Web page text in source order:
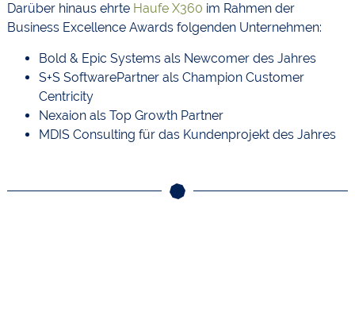
Darüber hinaus ehrte Haufe X360 im Rahmen der
Business Excellence Awards folgenden Unternehmen:
Bold & Epic Systems als Newcomer des Jahres
S+S SoftwarePartner als Champion Customer
Centricity
Nexaion als Top Growth Partner
MDIS Consulting für das Kundenprojekt des Jahres